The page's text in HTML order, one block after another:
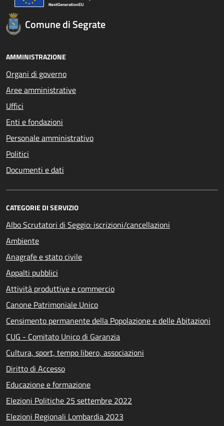
Comune di Segrate
AMMINISTRAZIONE
Organi di governo
Aree amministrative
Uffici
Enti e fondazioni
Personale amministrativo
Politici
Documenti e dati
CATEGORIE DI SERVIZIO
Albo Scrutatori di Seggio: iscrizioni/cancellazioni
Ambiente
Anagrafe e stato civile
Appalti pubblici
Attività produttive e commercio
Canone Patrimoniale Unico
Censimento permanente della Popolazione e delle Abitazioni
CUG - Comitato Unico di Garanzia
Cultura, sport, tempo libero, associazioni
Diritto di Accesso
Educazione e formazione
Elezioni Politiche 25 settembre 2022
Elezioni Regionali Lombardia 2023